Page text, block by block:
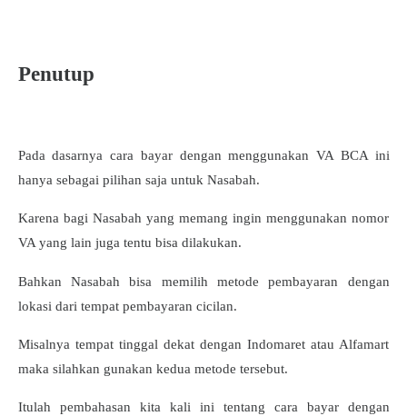
Penutup
Pada dasarnya cara bayar dengan menggunakan VA BCA ini
hanya sebagai pilihan saja untuk Nasabah.
Karena bagi Nasabah yang memang ingin menggunakan nomor
VA yang lain juga tentu bisa dilakukan.
Bahkan Nasabah bisa memilih metode pembayaran dengan
lokasi dari tempat pembayaran cicilan.
Misalnya tempat tinggal dekat dengan Indomaret atau Alfamart
maka silahkan gunakan kedua metode tersebut.
Itulah pembahasan kita kali ini tentang cara bayar dengan